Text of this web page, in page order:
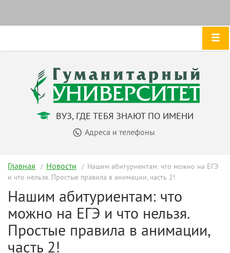
ВУЗ, ГДЕ ТЕБЯ ЗНАЮТ ПО ИМЕНИ
Адреса и телефоны
Главная Новости
Нашим абитуриентам: что можно на ЕГЭ
и что нельзя. Простые правила в анимации, часть 2!
Нашим абитуриентам: что
можно на ЕГЭ и что нельзя.
Простые правила в анимации,
часть 2!